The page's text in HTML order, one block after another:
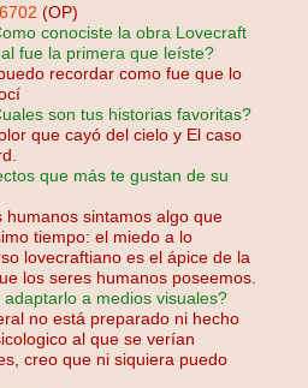
(OP)
conociste la obra Lovecraft
fue la primera que leíste?
recordar como fue que lo
son tus historias favoritas?
que cayó del cielo y El caso
que más te gustan de su
humanos sintamos algo que
tiempo: el miedo a lo
lovecraftiano es el ápice de la
los seres humanos poseemos.
a medios visuales?
no está preparado ni hecho
al que se verían
creo que ni siquiera puedo